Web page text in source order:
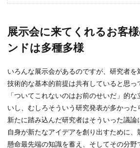
展示会に来てくれるお客
ンドは多種多様
いろんな展示会があるのですが、研究者を
技術的な基本的前提は共有していると思っ
「ついてこれないのはお前のせいだ」的
いし、むしろそういう研究発表が多かった
新たに踏み込んだ研究者はそういった議論
自身が新たなアイデアを創り出すために、
懸命最先端の知識を蓄え、そしてその分野